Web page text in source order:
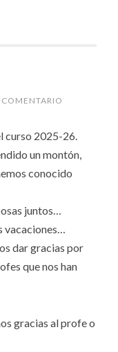
curso 2025-26.
un montón,
conocido
juntos…
vacaciones…
dar gracias por
que nos han
gracias al profe o